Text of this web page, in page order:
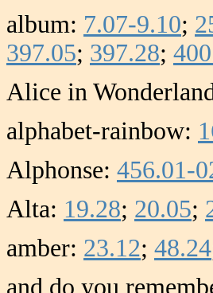
album: 7.07-9.10;
397.05; 397.28;
Alice in
alphabet-rainbow:
Alphonse: 456.01-
Alta: 19.28; 20.05;
amber: 23.12; 48.24
and do you